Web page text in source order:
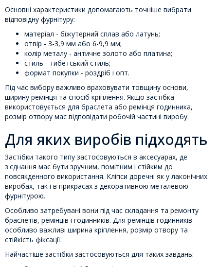
Основні характеристики допомагають точніше вибрати
відповідну фурнітуру:
матеріал - біжутерний сплав або латунь;
отвір - 3-3,9 мм або 6-9,9 мм;
колір металу - античне золото або платина;
стиль - тибетський стиль;
формат покупки - роздріб і опт.
Під час вибору важливо враховувати товщину основи,
ширину ремінця та спосіб кріплення. Якщо застібка
використовується для браслета або ремінця годинника,
розмір отвору має відповідати робочій частині виробу.
Для яких виробів підходять
Застібки такого типу застосовуються в аксесуарах, де
з'єднання має бути зручним, помітним і стійким до
повсякденного використання. Кліпси доречні як у лаконічних
виробах, так і в прикрасах з декоративною металевою
фурнітурою.
Особливо затребувані вони під час складання та ремонту
браслетів, ремінців і годинників. Для ремінців годинників
особливо важливі ширина кріплення, розмір отвору та
стійкість фіксації.
Найчастіше застібки застосовуються для таких завдань: